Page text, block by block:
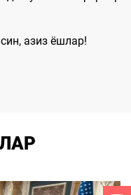
азиз ёшлар!